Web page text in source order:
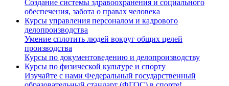
Создание системы здравоохранения и социального
обеспечения, забота о правах человека
Курсы управления персоналом и кадрового
делопроизводства
Умение сплотить людей вокруг общих целей
производства
Курсы по документоведению и делопроизводству
Курсы по физической культуре и спорту
Изучайте с нами Федеральный государственный